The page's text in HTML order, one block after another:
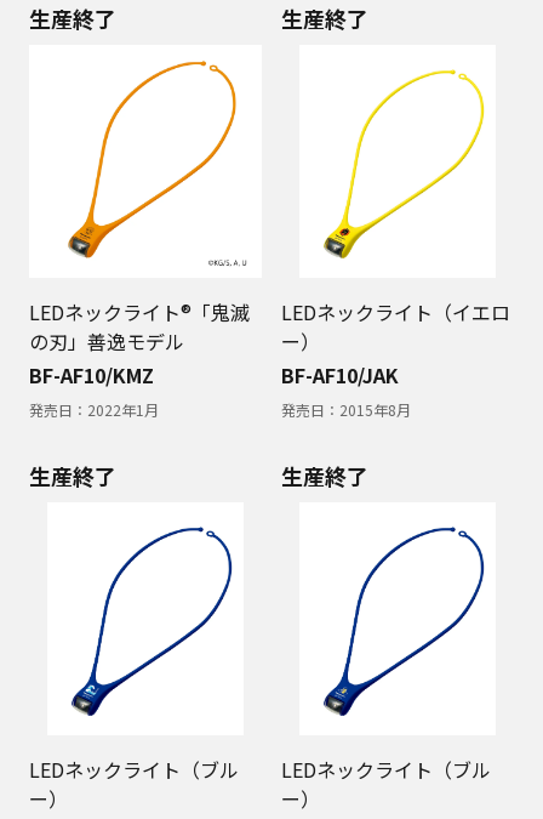
生産終了
LEDネックライト®「鬼滅
の刃」善逸モデル
BF-AF10/KMZ
発売日： 2022年1月
生産終了
LEDネックライト（イエロ
ー）
BF-AF10/JAK
発売日： 2015年8月
生産終了
LEDネックライト（ブル
ー）
生産終了
LEDネックライト（ブル
ー）